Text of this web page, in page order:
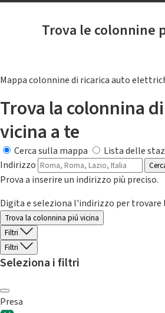
Trova le colonnine
Mappa colonnine di ricarica auto
Trova la colonnina
vicina a te
Cerca sulla mappa
Lista delle
Indirizzo
Prova a inserire un indirizzo più preciso.
Digita e seleziona l'indirizzo per
Trova la colonnina piú vicina
Filtri
Filtri
Seleziona i filtri
Presa